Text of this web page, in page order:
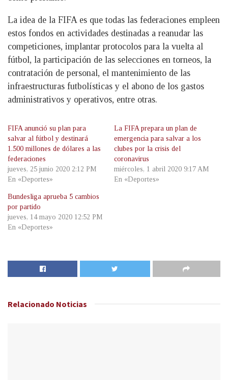
La idea de la FIFA es que todas las federaciones empleen
estos fondos en actividades destinadas a reanudar las
competiciones, implantar protocolos para la vuelta al
fútbol, la participación de las selecciones en torneos, la
contratación de personal, el mantenimiento de las
infraestructuras futbolísticas y el abono de los gastos
administrativos y operativos, entre otras.
FIFA anunció su plan para
salvar al fútbol y destinará
1.500 millones de dólares a las
federaciones
jueves, 25 junio 2020 2:12 PM
En «Deportes»
La FIFA prepara un plan de
emergencia para salvar a los
clubes por la crisis del
coronavirus
miércoles, 1 abril 2020 9:17 AM
En «Deportes»
Bundesliga aprueba 5 cambios
por partido
jueves, 14 mayo 2020 12:52 PM
En «Deportes»
Relacionado Noticias